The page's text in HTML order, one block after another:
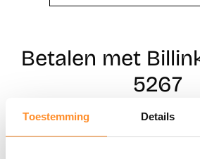
Toestemming Details
Betalen met
5267